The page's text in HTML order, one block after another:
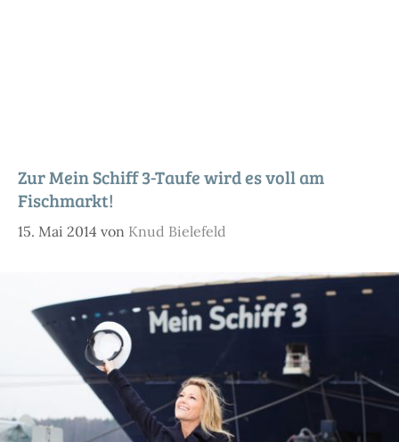
Zur Mein Schiff 3-Taufe wird es voll am
Fischmarkt!
15. Mai 2014 von Knud Bielefeld